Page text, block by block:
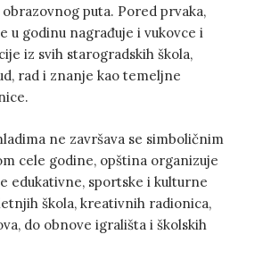
puta. Pored prvaka,
u godinu nagrađuje i vukovce i
iz svih starogradskih škola,
rad i znanje kao temeljne
ne završava se simboličnim
cele godine, opština organizuje
edukativne, sportske i kulturne
škola, kreativnih radionica,
do obnove igrališta i školskih